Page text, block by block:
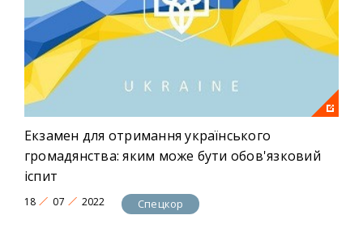
Екзамен для отримання українського
громадянства: яким може бути обов'язковий
іспит
18 07 2022 Спецкор